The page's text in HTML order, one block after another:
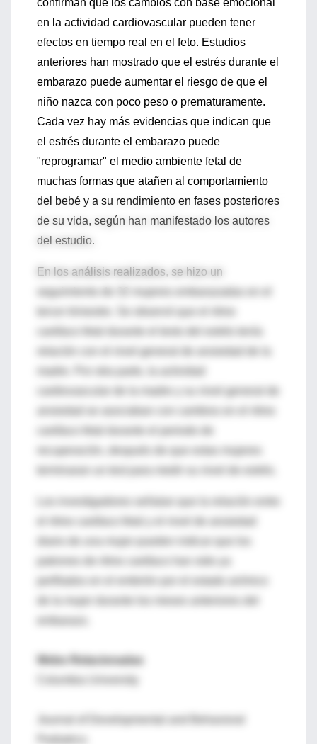
confirman que los cambios con base emocional
en la actividad cardiovascular pueden tener
efectos en tiempo real en el feto. Estudios
anteriores han mostrado que el estrés durante el
embarazo puede aumentar el riesgo de que el
niño nazca con poco peso o prematuramente.
Cada vez hay más evidencias que indican que
el estrés durante el embarazo puede
"reprogramar" el medio ambiente fetal de
muchas formas que atañen al comportamiento
del bebé y a su rendimiento en fases posteriores
de su vida, según han manifestado los autores
del estudio.
En los análisis realizados, se hizo un
seguimiento de 32 mujeres embarazadas en el
relación con el nivel general de ansiedad de la
cardiovascular de la madre y su nivel general de
recuperación, después de que estas mujeres
Los investigadores señalan que la relación entre
Webs Relacionadas